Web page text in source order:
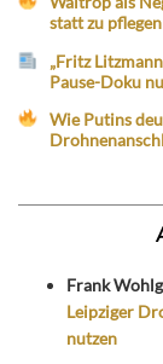
statt zu pflegen
„Fritz
Pause-Doku
Wie Putins
Frank
Leipziger
nutzen